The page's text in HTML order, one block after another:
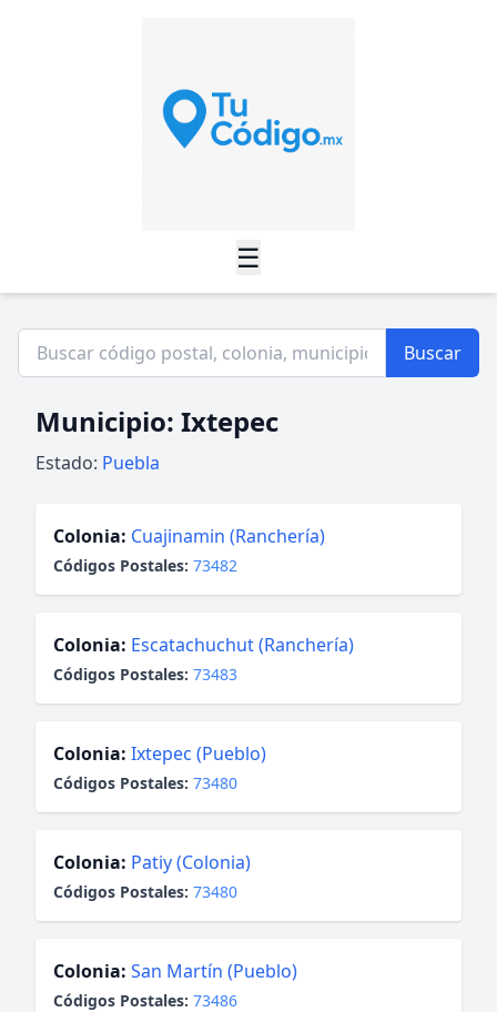
☰
Buscar
Municipio: Ixtepec
Estado: Puebla
Colonia: Cuajinamin (Ranchería)
Códigos Postales: 73482
Colonia: Escatachuchut (Ranchería)
Códigos Postales: 73483
Colonia: Ixtepec (Pueblo)
Códigos Postales: 73480
Colonia: Patiy (Colonia)
Códigos Postales: 73480
Colonia: San Martín (Pueblo)
Códigos Postales: 73486